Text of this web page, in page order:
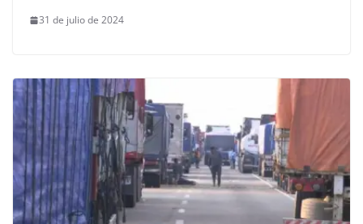
31 de julio de 2024